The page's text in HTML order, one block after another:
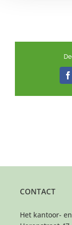
CONTACT
Het kantoor-